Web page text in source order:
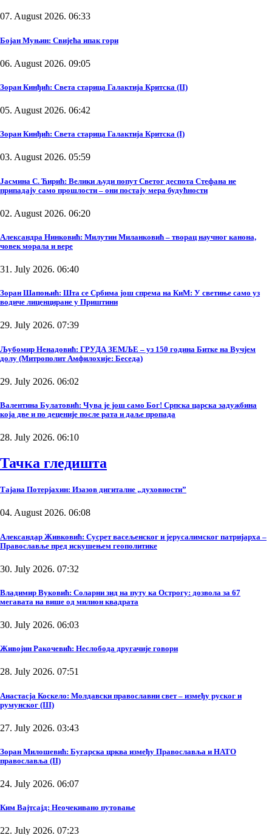
07. August 2026. 06:33
Бојан Муњин: Свијећа ипак гори
06. August 2026. 09:05
Зоран Кинђић: Света старица Галактија Критска (II)
05. August 2026. 06:42
Зоран Кинђић: Света старица Галактија Критска (I)
03. August 2026. 05:59
Јасмина С. Ћирић: Велики људи попут Светог деспота Стефана не
припадају само прошлости – они постају мера будућности
02. August 2026. 06:20
Александра Нинковић: Милутин Миланковић – творац научног канона,
човек морала и вере
31. July 2026. 06:40
Зоран Шапоњић: Шта се Србима још спрема на КиМ: У светиње само уз
водиче лиценциране у Приштини
29. July 2026. 07:39
Љубомир Ненадовић: ГРУДА ЗЕМЉЕ – уз 150 година Битке на Вучјем
долу (Митрополит Амфилохије: Беседа)
29. July 2026. 06:02
Валентина Булатовић: Чува је још само Бог! Српска царска задужбина
која две и по деценије после рата и даље пропада
28. July 2026. 06:10
Тачка гледишта
Тајана Потерјахин: Изазов дигиталне „духовности”
04. August 2026. 06:08
Александар Живковић: Сусрет васељенског и јерусалимског патријарха –
Православље пред искушењем геополитике
30. July 2026. 07:32
Владимир Вуковић: Соларни зид на путу ка Острогу: дозвола за 67
мегавата на више од милион квадрата
30. July 2026. 06:03
Живојин Ракочевић: Неслобода другачије говори
28. July 2026. 07:51
Анастасја Коскело: Молдавски православни свет – између руског и
румунског (III)
27. July 2026. 03:43
Зоран Милошевић: Бугарска црква између Православља и НАТО
православља (II)
24. July 2026. 06:07
Ким Вајтсајд: Неочекивано путовање
22. July 2026. 07:23